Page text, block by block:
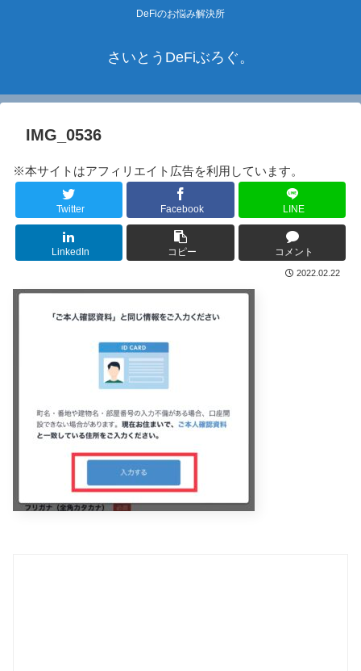
DeFiのお悩み解決所
さいとうDeFiぶろぐ。
IMG_0536
※本サイトはアフィリエイト広告を利用しています。
Twitter Facebook LINE
LinkedIn コピー コメント
2022.02.22